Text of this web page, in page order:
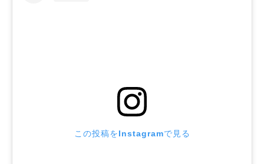
この投稿をInstagramで見る